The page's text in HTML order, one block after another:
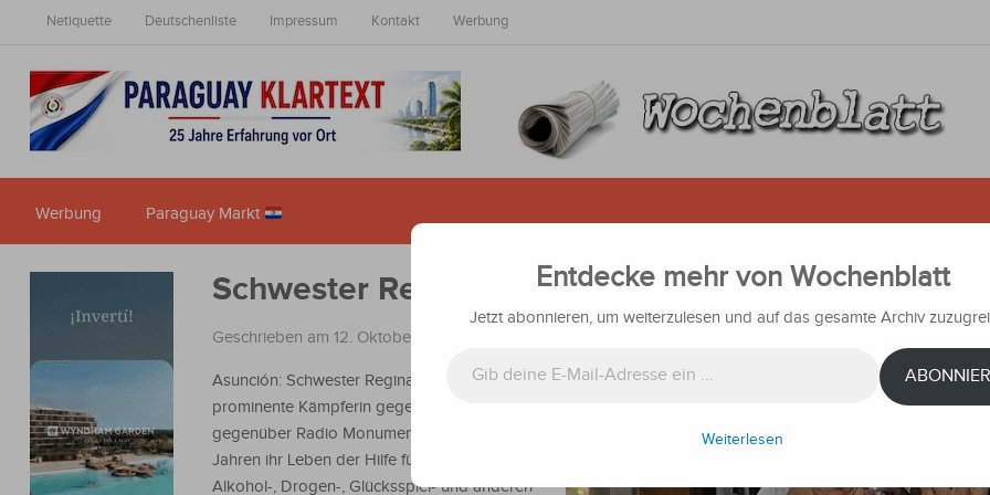
Netiquette Deutschenliste Impressum Kontakt Werbung
Werbung Paraguay Markt
Schwester Regina: „Der Staat hat mir gar nichts
Geschrieben am 12. Oktober 2024
Asunción: Schwester Regina Sian, eine
prominente Kämpferin gegen Süchte, erklärte
gegenüber Radio Monumental, dass sie seit 50
Jahren ihr Leben der Hilfe für Menschen mit
Alkohol-, Drogen-, Glücksspiel- und anderen
Entdecke mehr von Wochenblatt
Jetzt abonnieren, um weiterzulesen und auf das gesamte Archiv
Weiterlesen